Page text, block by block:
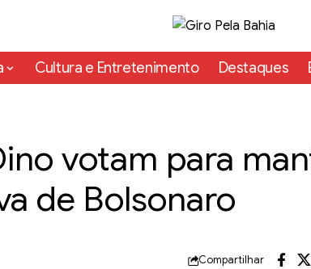
Cultura e Entretenimento Destaques
votam para
de Bolsonaro
Compartilhar